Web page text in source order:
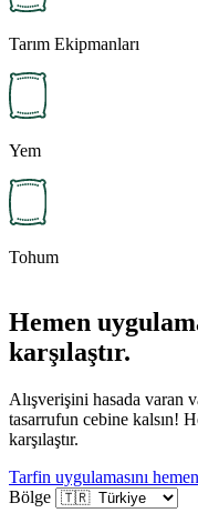
Tarım Ekipmanları
Yem
Tohum
Hemen
karşılaştır.
Alışverişini hasada varan
tasarrufun cebine kalsın!
karşılaştır.
Tarfin uygulamasını
Bölge